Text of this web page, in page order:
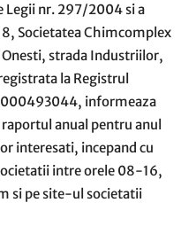
Legii nr. 297/2004 si a
Societatea Chimcomplex
Onesti, strada Industriilor,
la Registrul
informeaza
anual pentru anul
interesati, incepand cu
intre orele 08-16,
si pe site-ul societatii